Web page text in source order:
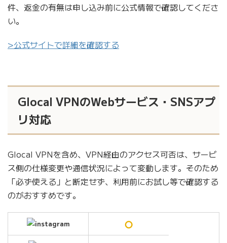
件、返金の有無は申し込み前に公式情報で確認してくださ
い。
>公式サイトで詳細を確認する
Glocal VPNのWebサービス・SNSアプ
リ対応
Glocal VPNを含め、VPN経由のアクセス可否は、サービ
ス側の仕様変更や通信状況によって変動します。そのため
「必ず使える」と断定せず、利用前にお試し等で確認する
のがおすすめです。
○